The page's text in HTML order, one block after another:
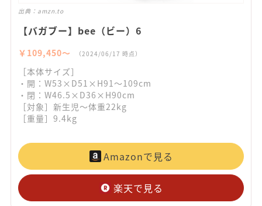
出典： amzn.to
【バガブー】bee（ビー）6
￥109,450〜 （2024/06/17 時点）
［本体サイズ］
・開：W53×D51×H91～109cm
・閉：W46.5×D36×H90cm
［対象］新生児～体重22kg
［重量］9.4kg
Amazonで見る
楽天で見る